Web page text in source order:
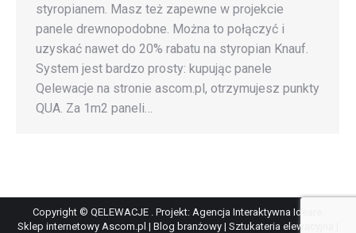
styropianem. Masz też zapewne w projekcie
panele drewnopodobne. Można to połączyć i
uzyskać nawet do 20% rabatu na styropian Knauf.
System jest bardzo prosty: kupując panele
Qelewacje na stronie ascom.pl, otrzymujesz punkty
QUA. Za 1m2 paneli…
Copyright © QELEWACJE . Projekt: Agencja Interaktywna Ideare
Sklep internetowy Ascom.pl | Blog branżowy | Sztukateria elewacyjna